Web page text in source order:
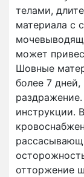
телами,
материала с
может
Шовные
более 7 дней,
инструкции.
отторжение